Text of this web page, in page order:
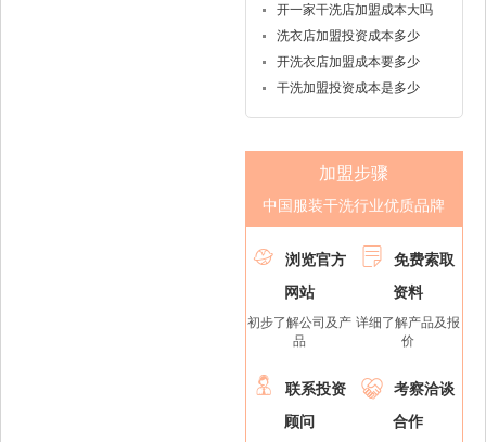
开一家干洗店加盟成本大吗
洗衣店加盟投资成本多少
开洗衣店加盟成本要多少
干洗加盟投资成本是多少
加盟步骤
中国服装干洗行业优质品牌

浏览官方
网站
初步了解公司及产
品

免费索取
资料
详细了解产品及报
价

联系投资
顾问

考察洽谈
合作